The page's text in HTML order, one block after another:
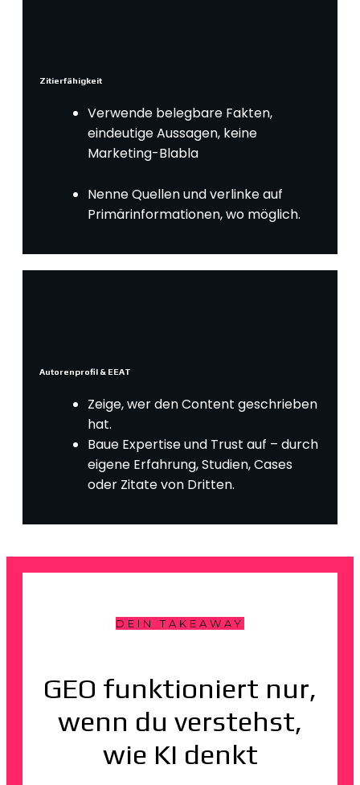
Zitierfähigkeit
Verwende belegbare Fakten,
eindeutige Aussagen, keine
Marketing-Blabla
Nenne Quellen und verlinke auf
Primärinformationen, wo möglich.
Autorenprofil & EEAT
Zeige, wer den Content geschrieben
hat.
Baue Expertise und Trust auf – durch
eigene Erfahrung, Studien, Cases
oder Zitate von Dritten.
DEIN TAKEAWAY
GEO funktioniert nur,
wenn du verstehst,
wie KI denkt